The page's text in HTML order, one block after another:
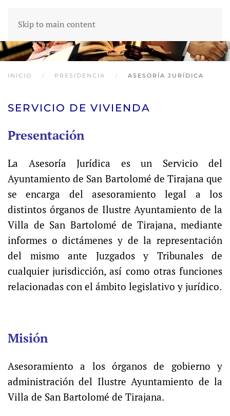
Skip to main content
INICIO PRESIDENCIA ASESORÍA JURÍDICA
SERVICIO DE VIVIENDA
Presentación
La Asesoría Jurídica es un Servicio del
Ayuntamiento de San Bartolomé de Tirajana que
se encarga del asesoramiento legal a los
distintos órganos de Ilustre Ayuntamiento de la
Villa de San Bartolomé de Tirajana, mediante
informes o dictámenes y de la representación
del mismo ante Juzgados y Tribunales de
cualquier jurisdicción, así como otras funciones
relacionadas con el ámbito legislativo y jurídico.
Misión
Asesoramiento a los órganos de gobierno y
administración del Ilustre Ayuntamiento de la
Villa de San Bartolomé de Tirajana.